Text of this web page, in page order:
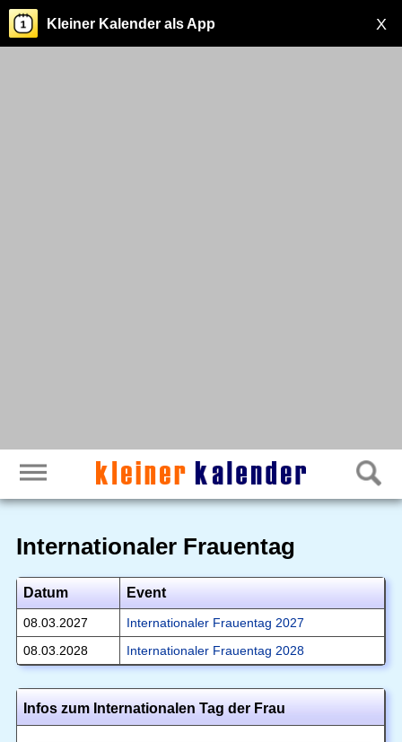
X
Kleiner Kalender als App
Internationaler Frauentag
Datum Event
08.03.2027
Internationaler Frauentag 2027
08.03.2028
Internationaler Frauentag 2028
Infos zum Internationalen Tag der Frau